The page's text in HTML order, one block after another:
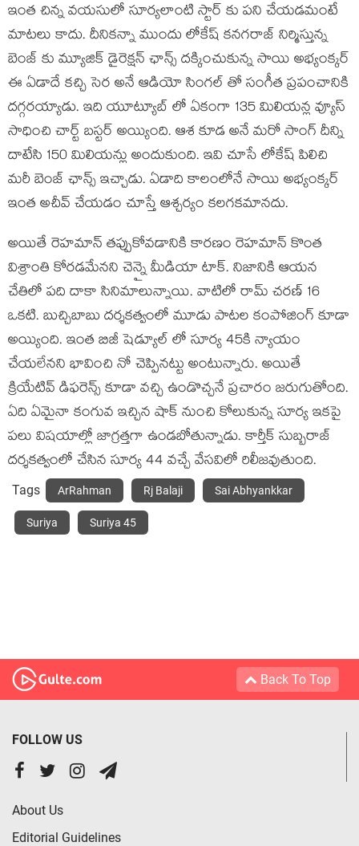
ఇంత చిన్న వయసులో సూర్యలాంటి స్టార్ కు పని చేయడమంటే
మాటలు కాదు. దీనికన్నా ముందు లోకేష్ కనగరాజ్ నిర్మిస్తున్న
బెంజ్ కు మ్యూజిక్ డైరెక్షన్ ఛాన్స్ దక్కించుకున్న సాయి అభ్యంక్కర్
ఈ ఏడాదే కచ్చి సెర అనే ఆడియో సింగల్ తో సంగీత ప్రపంచానికి
దగ్గరయ్యాడు. ఇది యూట్యూబ్ లో ఏకంగా 135 మిలియన్ల వ్యూస్
సాధించి చార్ట్ బస్టర్ అయ్యింది. ఆశ కూడ అనే మరో సాంగ్ దీన్ని
దాటేసి 150 మిలియన్లు అందుకుంది. ఇవి చూసే లోకేష్ పిలిచి
మరీ బెంజ్ ఛాన్స్ ఇచ్చాడు. ఏడాది కాలంలోనే సాయి అభ్యంక్కర్
ఇంత అచీవ్ చేయడం చూస్తే ఆశ్చర్యం కలగకమానదు.
అయితే రెహమాన్ తప్పుకోవడానికి కారణం రెహమాన్ కొంత
విశ్రాంతి కోరడమేనని చెన్నై మీడియా టాక్. నిజానికి ఆయన
చేతిలో పది దాకా సినిమాలున్నాయి. వాటిలో రామ్ చరణ్ 16
ఒకటి. బుచ్చిబాబు దర్శకత్వంలో మూడు పాటల కంపోజింగ్ కూడా
అయ్యింది. ఇంత బిజీ షెడ్యూల్ లో సూర్య 45కి న్యాయం
చేయలేనని భావించి నో చెప్పినట్టు అంటున్నారు. అయితే
క్రియేటివ్ డిఫరెన్స్ కూడా వచ్చి ఉండొచ్చనే ప్రచారం జరుగుతోంది.
ఏది ఏమైనా కంగువ ఇచ్చిన షాక్ నుంచి కోలుకున్న సూర్య ఇకపై
పలు విషయాల్లో జాగ్రత్తగా ఉండబోతున్నాడు. కార్తీక్ సుబ్బరాజ్
దర్శకత్వంలో చేసిన సూర్య 44 వచ్చే వేసవిలో రిలీజవుతుంది.
Tags ArRahman Rj Balaji Sai Abhyankkar
Suriya Suriya 45
Back To Top
FOLLOW US
About Us
Editorial Guidelines